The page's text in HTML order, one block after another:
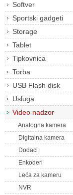
Softver
Sportski gadgeti
Storage
Tablet
Tipkovnica
Torba
USB Flash disk
Usluga
Video nadzor
Analogna kamera
Digitalna kamera
Dodaci
Enkoderi
Leća za kameru
NVR